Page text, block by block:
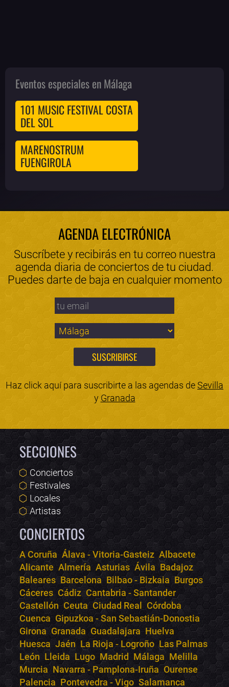
Eventos especiales en Málaga
101 MUSIC FESTIVAL COSTA
DEL SOL
MARENOSTRUM
FUENGIROLA
AGENDA ELECTRÓNICA
Suscríbete y recibirás en tu correo nuestra
agenda diaria de conciertos de tu ciudad.
Puedes darte de baja en cualquier momento
Haz click aquí para suscribirte a las agendas deSevilla
y Granada
SECCIONES
Conciertos
Festivales
Locales
Artistas
CONCIERTOS
A Coruña Álava - Vitoria-Gasteiz Albacete
Alicante Almería Asturias Ávila Badajoz
Baleares Barcelona Bilbao - Bizkaia Burgos
Cáceres Cádiz Cantabria - Santander
Castellón Ceuta Ciudad Real
Córdoba
Cuenca Gipuzkoa - San Sebastián-Donostia
Girona Granada Guadalajara Huelva
Huesca Jaén La Rioja - Logroño Las Palmas
León Lleida Lugo Madrid Málaga Melilla
Murcia Navarra - Pamplona-Iruña Ourense
Palencia Pontevedra - Vigo Salamanca
Bololoco · conciertos.club
Online · Te ayudo a encontrar conciertos